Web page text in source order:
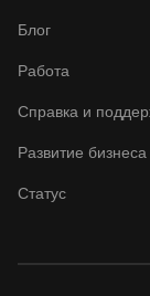
Блог
Работа
Справка и
Развитие бизнеса
Статус